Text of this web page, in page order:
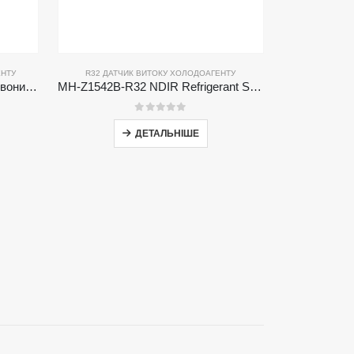
MH-441D-454B NDIR Інфрачервоний датчик холодоагенту
R32 ДАТЧИК ВИТОКУ ХОЛОДОАГЕНТУ
MH-Z1542B-R32 NDIR Refrigerant Sensor | High Sensitivity | Long Lifespan | HVAC & Industrial Safety
0з 5
ДЕТАЛЬНІШЕ